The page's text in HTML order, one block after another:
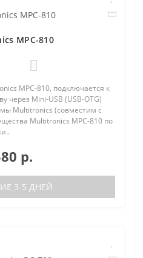
MPC-810
MPC-810, подключается к
через Mini-USB (USB-OTG)
Multitronics (совместим с
Multitronics MPC-810 по
р.
3-5 ДНЕЙ